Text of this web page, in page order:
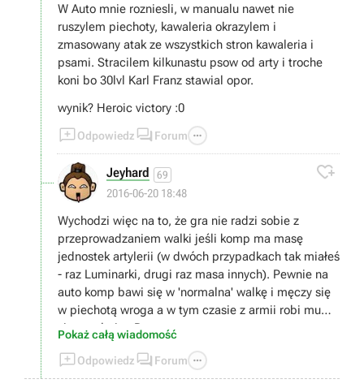
W Auto mnie rozniesli, w manualu nawet nie
ruszylem piechoty, kawaleria okrazylem i
zmasowany atak ze wszystkich stron kawaleria i
psami. Stracilem kilkunastu psow od arty i troche
koni bo 30lvl Karl Franz stawial opor.
wynik? Heroic victory :0
Odpowiedz  Forum 
Jeyhard 69
2016-06-20 18:48

Wychodzi więc na to, że gra nie radzi sobie z
przeprowadzaniem walki jeśli komp ma masę
jednostek artylerii (w dwóch przypadkach tak miałeś
- raz Luminarki, drugi raz masa innych). Pewnie na
auto komp bawi się w 'normalna' walkę i męczy się
w piechotą wroga a w tym czasie z armii robi mu
sito artyleria. :P
Pokaż całą wiadomość
Odpowiedz  Forum 